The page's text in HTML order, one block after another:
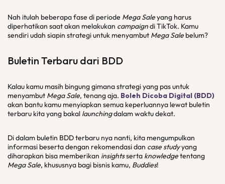
Nah itulah beberapa fase di periode Mega Saleyang harus
diperhatikan saat akan melakukan campaigndi TikTok. Kamu
sendiri udah siapin strategi untuk menyambut Mega Sale belum?
Buletin Terbaru dari BDD
Kalau kamu masih bingung gimana strategi yang pas untuk
menyambut Mega Sale, tenang aja. Boleh Dicoba Digital (BDD)
akan bantu kamu menyiapkan semua keperluannya lewat buletin
terbaru kita yang bakal launchingdalam waktu dekat.
Di dalam buletin BDD terbaru nya nanti, kita mengumpulkan
informasi beserta dengan rekomendasi dan case studyyang
diharapkan bisa memberikan insightsserta knowledgetentang
Mega Sale, khususnya bagi bisnis kamu, Buddies!